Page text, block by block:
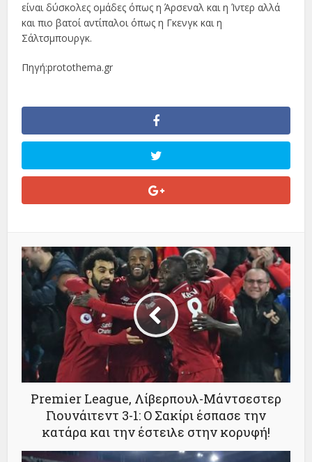
είναι δύσκολες ομάδες όπως η Άρσεναλ και η Ίντερ αλλά
και πιο βατοί αντίπαλοι όπως η Γκενγκ και η
Σάλτσμπουργκ.
Πηγή:protothema.gr
Premier League, Λίβερπουλ-Μάντσεστερ
Γιουνάιτεντ 3-1: Ο Σακίρι έσπασε την
κατάρα και την έστειλε στην κορυφή!